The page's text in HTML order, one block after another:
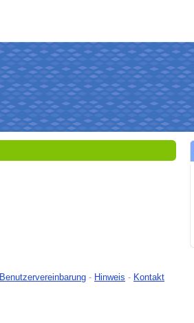
Benutzervereinbarung - Hinweis - Kontakt